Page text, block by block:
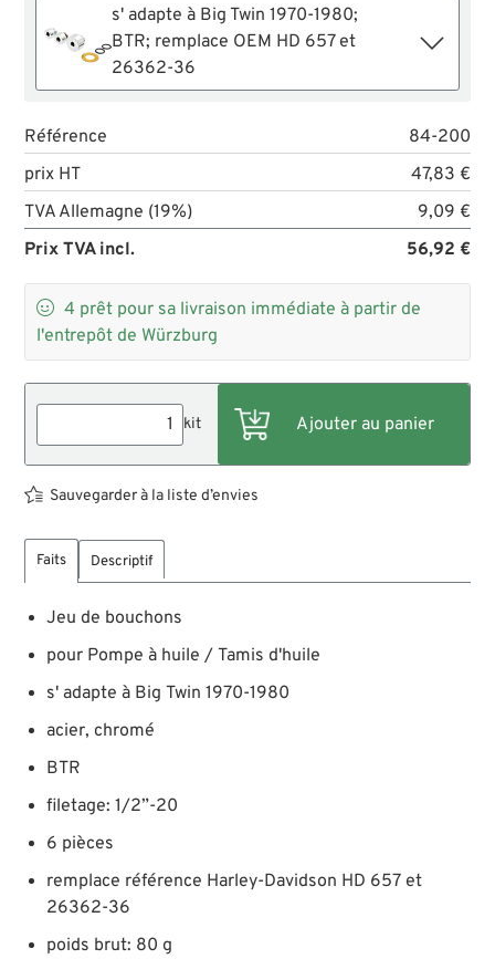
s' adapte à Big Twin 1970-1980;
BTR; remplace OEM HD 657 et
26362-36
Référence
84-200
prix HT
47,83 €
TVA Allemagne (19%)
9,09 €
Prix TVA incl.
56,92 €
 4 prêt pour sa livraison immédiate à partir de
l'entrepôt de Würzburg
kit
Sauvegarder à la liste d’envies
Faits Descriptif
Jeu de bouchons
pour Pompe à huile / Tamis d'huile
s' adapte à Big Twin 1970-1980
acier, chromé
BTR
filetage: 1/2”-20
6 pièces
remplace référence Harley-Davidson HD 657 et
26362-36
poids brut: 80 g